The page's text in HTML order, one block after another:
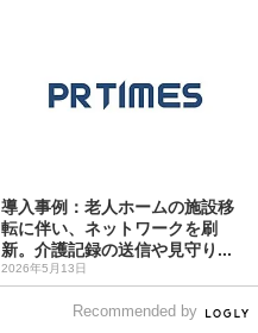
導入事例：老人ホームの施設移
転に伴い、ネットワークを刷
新。介護記録の送信や見守り...
2026年5月13日
Recommended by